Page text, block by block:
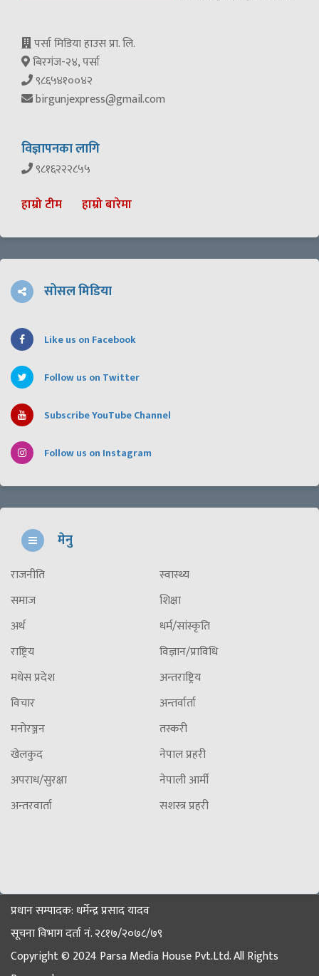
पर्सा मिडिया हाउस प्रा. लि.
बिरगंज-२४, पर्सा
९८६५४१००४२
birgunjexpress@gmail.com
विज्ञापनका लागि
९८१६२२२८५५
हाम्रो टीम हाम्रो बारेमा
सोसल मिडिया
Like us on Facebook
Follow us on Twitter
Subscribe YouTube Channel
Follow us on Instagram
मेनु
राजनीति
समाज
अर्थ
राष्ट्रिय
मधेस प्रदेश
विचार
मनोरञ्जन
खेलकुद
अपराध/सुरक्षा
अन्तरवार्ता
स्वास्थ्य
शिक्षा
धर्म/सांस्कृति
विज्ञान/प्राविधि
अन्तराष्ट्रिय
अन्तर्वार्ता
तस्करी
नेपाल प्रहरी
नेपाली आर्मी
सशस्त्र प्रहरी
प्रधान सम्पादक: धर्मेन्द्र प्रसाद यादव
सूचना विभाग दर्ता नं. २८१७/२०७८/७९
Copyright © 2024 Parsa Media House Pvt.Ltd. All Rights